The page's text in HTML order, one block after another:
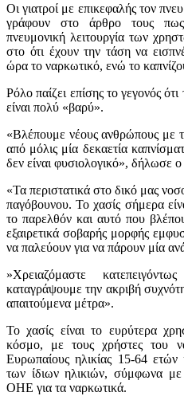
Οι γιατροί με επικεφαλής τον
γράφουν στο άρθρο τους
πνευμονική λειτουργία των
στο ότι έχουν την τάση να
ώρα το ναρκωτικό, ενώ το
Ρόλο παίζει επίσης το γεγονός
είναι πολύ «βαρύ».
«Βλέπουμε νέους ανθρώπους με
από μόλις μία δεκαετία
δεν είναι φυσιολογικό», δήλωσε
«Τα περιστατικά στο δικό μας
παγόβουνου. Το χασίς σήμερα
το παρελθόν και αυτό που
εξαιρετικά σοβαρής μορφής
να παλεύουν για να πάρουν μία
»Χρειαζόμαστε
καταγράψουμε την ακριβή
απαιτούμενα μέτρα».
Το χασίς είναι το ευρύτερα
κόσμο, με τους χρήστες του
Ευρωπαίους ηλικίας 15-64
των ίδιων ηλικιών, σύμφωνα
ΟΗΕ για τα ναρκωτικά.